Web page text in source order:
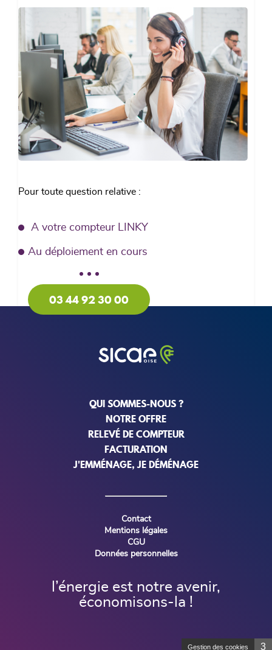
Pour toute question relative :
A votre compteur LINKY
Au déploiement en cours
03 44 92 30 00
QUI SOMMES-NOUS ?
NOTRE OFFRE
RELEVÉ DE COMPTEUR
FACTURATION
J'EMMÉNAGE, JE DÉMÉNAGE
l’énergie est notre avenir,
économisons-la !
Contact
Mentions légales
CGU
Données personnelles
Gestion des cookies 3